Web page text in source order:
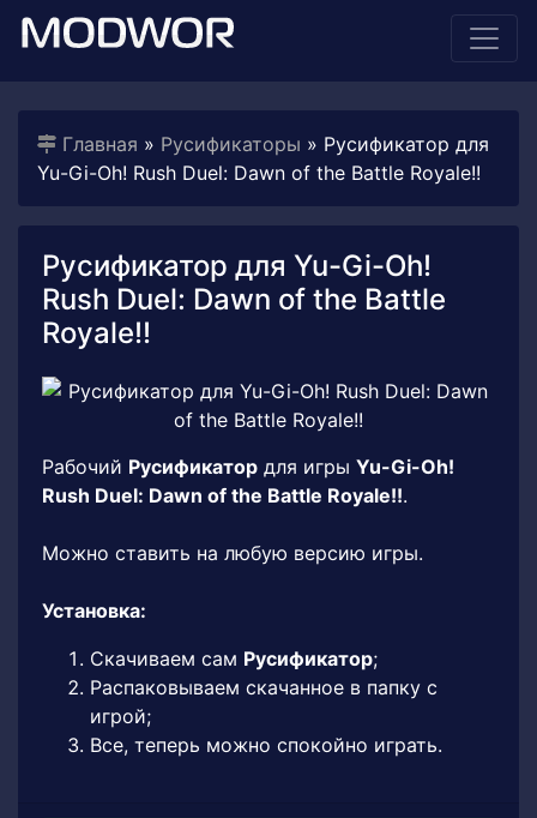
Главная » Русификаторы » Русификатор для
Yu-Gi-Oh! Rush Duel: Dawn of the Battle Royale!!
Русификатор для Yu-Gi-Oh!
Rush Duel: Dawn of the Battle
Royale!!
Рабочий Русификатор для игры Yu-Gi-Oh!
Rush Duel: Dawn of the Battle Royale!!.
Можно ставить на любую версию игры.
Установка:
Скачиваем сам Русификатор;
Распаковываем скачанное в папку с
игрой;
Все, теперь можно спокойно играть.